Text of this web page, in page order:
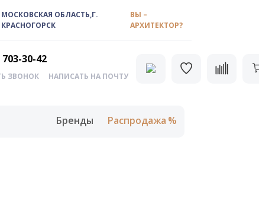
МОСКОВСКАЯ ОБЛАСТЬ,Г.
КРАСНОГОРСК
ВЫ –
АРХИТЕКТОР?
30-42
ЗВОНОК НАПИСАТЬ НА ПОЧТУ
Бренды Распродажа